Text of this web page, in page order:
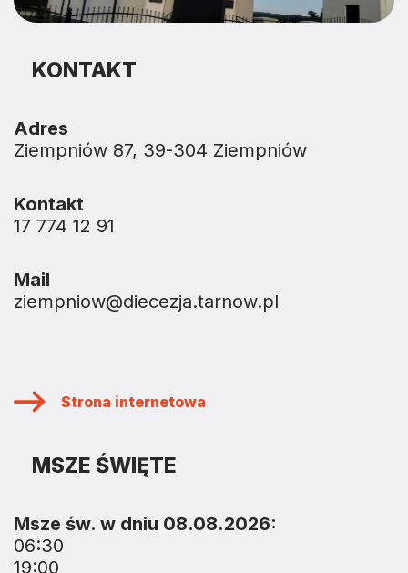
KONTAKT
Adres
Ziempniów 87, 39-304 Ziempniów
Kontakt
17 774 12 91
Mail
ziempniow@diecezja.tarnow.pl
Strona internetowa
MSZE ŚWIĘTE
Msze św. w dniu 08.08.2026:
06:30
19:00